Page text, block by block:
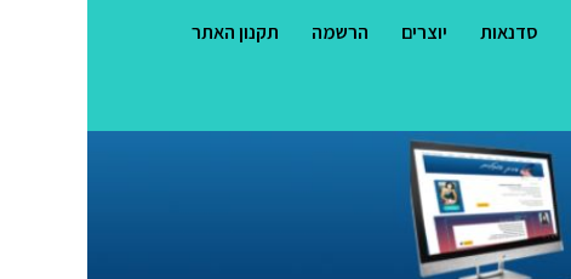
סדנאות יוצרים הרשמה תקנון האתר